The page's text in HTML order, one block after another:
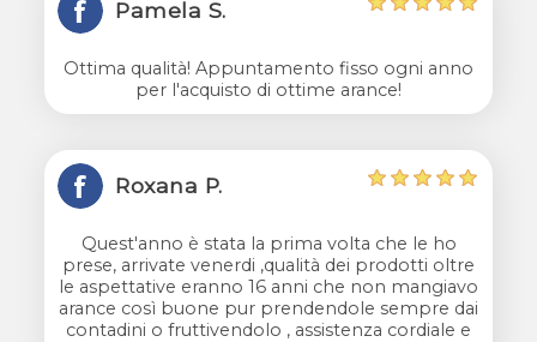
Pamela S.
Ottima qualità! Appuntamento fisso ogni anno
per l'acquisto di ottime arance!
Roxana P.
Quest'anno è stata la prima volta che le ho
prese, arrivate venerdi ,qualità dei prodotti oltre
le aspettative eranno 16 anni che non mangiavo
arance così buone pur prendendole sempre dai
contadini o fruttivendolo , assistenza cordiale e